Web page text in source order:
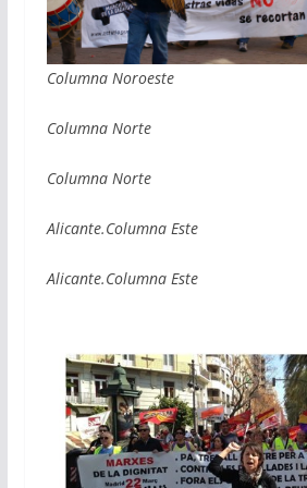
Columna Noroeste
Columna Norte
Columna Norte
Alicante.Columna Este
Alicante.Columna Este